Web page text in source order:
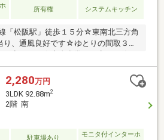
所有権 システムキッチン
「松阪駅」徒歩１５分☆東南北三方角
り、通風良好です☆ゆとりの間取３Ｌ
、銀行、病院、市役所等、 周辺生活
エリア☆幸小学校まで徒歩５分
2,280万円
3LDK 92.88m2
2階 南
駐車場あり
モニタ付インターホ